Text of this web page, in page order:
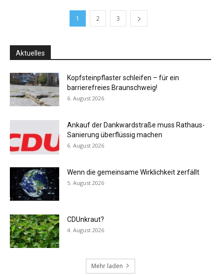
1 2 3
Aktuelles
Kopfsteinpflaster schleifen – für ein
barrierefreies Braunschweig!
6. August 2026
Ankauf der Dankwardstraße muss Rathaus-
Sanierung überflüssig machen
6. August 2026
Wenn die gemeinsame Wirklichkeit zerfällt
5. August 2026
CDUnkraut?
4. August 2026
Mehr laden